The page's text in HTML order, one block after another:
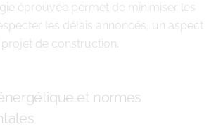
éprouvée permet de minimiser les
les délais annoncés, un aspect
de construction.
et normes